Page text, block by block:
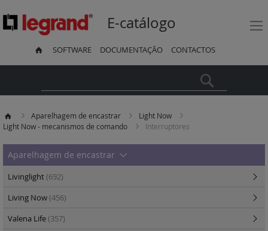
E-catálogo
SOFTWARE DOCUMENTAÇÃO CONTACTOS
Aparelhagem de encastrar
Light Now
Light Now - mecanismos de comando
Interruptores
Aparelhagem de encastrar
Livinglight(692)
Living Now(456)
Valena Life(357)